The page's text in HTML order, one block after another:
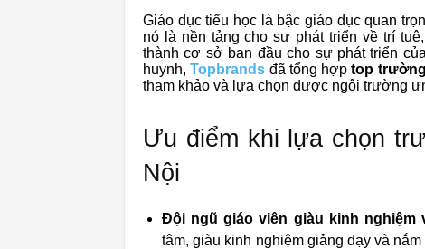
Giáo dục tiểu học là bậc giáo dục quan
nó là nền tảng cho sự phát triển về trí
thành cơ sở ban đầu cho sự phát triển
huynh, Topbrands đã tổng hợptop
tham khảo và lựa chọn được ngôi trường
Ưu điểm khi lựa chọn
Nội
Đội ngũ giáo viên giàu kinh nghiệm
tâm, giàu kinh nghiệm giảng dạy và